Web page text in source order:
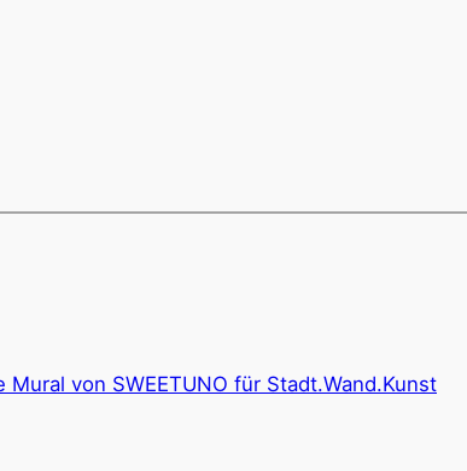
Mural von SWEETUNO für Stadt.Wand.Kunst